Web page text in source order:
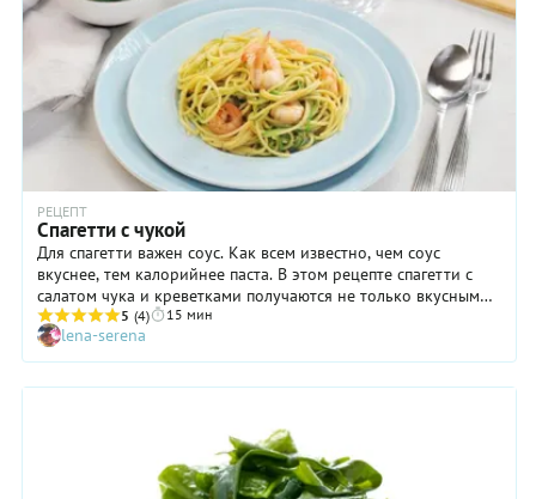
РЕЦЕПТ
Спагетти с чукой
Для спагетти важен соус. Как всем известно, чем соус
вкуснее, тем калорийнее паста. В этом рецепте спагетти с
салатом чука и креветками получаются не только вкусными,
но и не представляют ни малейших опасений для тех, кто
следит за своим весом. Плюс к этому водоросли содержат
массу веществ, необходимых для нормальной
жизнедеятельности организма и обладают абсорбирующим
организма. Едим пасту, наслаждаемся вкусом и получаем
5 (4) 15 мин
lena-serena